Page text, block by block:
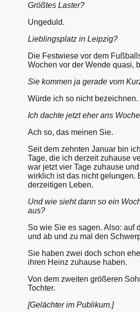
Größtes Laster?
Ungeduld.
Lieblingsplatz in Leipzig?
Die Festwiese vor dem
Wochen vor der Wende quasi,
Sie kommen ja gerade vom
Würde ich so nicht
Ich dachte jetzt eher ans
Ach so, das meinen Sie.
Seit dem zehnten Januar bin
Tage, die ich derzeit zuhause
war jetzt vier Tage zuhause
wirklich ist das nicht gelungen.
derzeitigen Leben.
Und wie sieht dann so ein
aus?
So wie Sie es sagen. Also: auf
und ab und zu mal den
Sie haben zwei doch schon
ihren Heinz zuhause haben.
Von dem zweiten größeren
Tochter.
[Gelächter im Publikum.]